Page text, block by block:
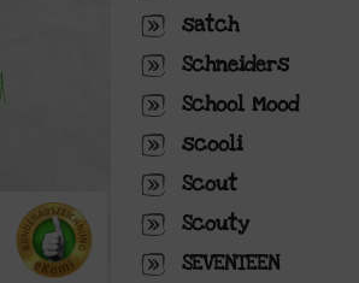
satch
Schneiders
School Mood
scooli
Scout
Scouty
SEVENTEEN